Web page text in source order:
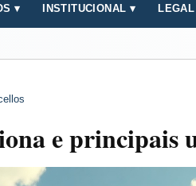
▾ INSTITUCIONAL ▾
e principais